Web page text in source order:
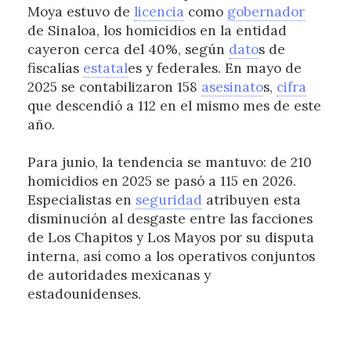
Moya estuvo de licencia como gobernador
de Sinaloa, los homicidios en la entidad
cayeron cerca del 40%, según datos de
fiscalías estatales y federales. En mayo de
2025 se contabilizaron 158 asesinatos, cifra
que descendió a 112 en el mismo mes de este
año.
Para junio, la tendencia se mantuvo: de 210
homicidios en 2025 se pasó a 115 en 2026.
Especialistas en seguridad atribuyen esta
disminución al desgaste entre las facciones
de Los Chapitos y Los Mayos por su disputa
interna, así como a los operativos conjuntos
de autoridades mexicanas y
estadounidenses.